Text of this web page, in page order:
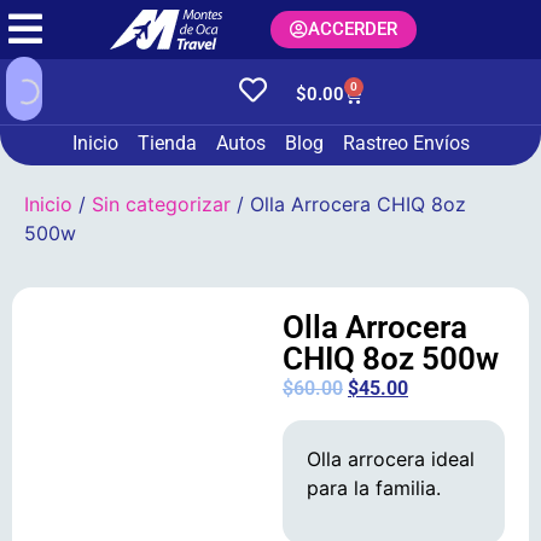
ACCERDER
$0.00 0
Inicio Tienda Autos Blog Rastreo Envíos
Inicio / Sin categorizar / Olla Arrocera CHIQ 8oz
500w
Olla Arrocera
CHIQ 8oz 500w
$60.00 $45.00
Olla arrocera ideal
para la familia.